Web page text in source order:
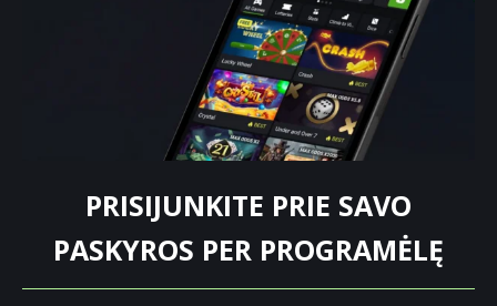
PRISIJUNKITE PRIE SAVO
PASKYROS PER PROGRAMĖLĘ